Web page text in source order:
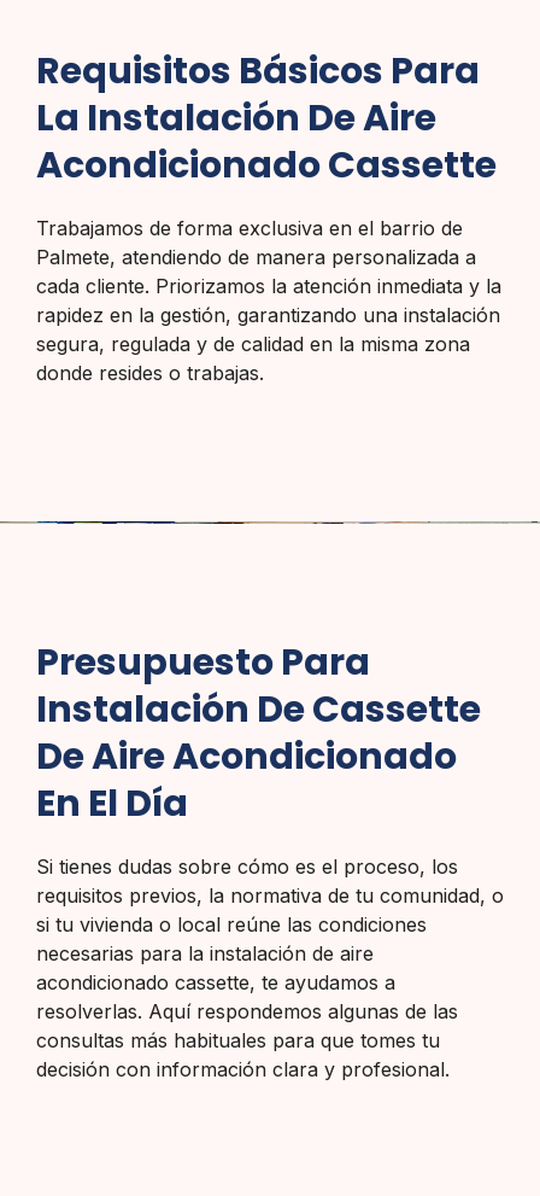
Requisitos Básicos Para
La Instalación De Aire
Acondicionado Cassette
Trabajamos de forma exclusiva en el barrio de
Palmete, atendiendo de manera personalizada a
cada cliente. Priorizamos la atención inmediata y la
rapidez en la gestión, garantizando una instalación
segura, regulada y de calidad en la misma zona
donde resides o trabajas.
Presupuesto Para
Instalación De Cassette
De Aire Acondicionado
En El Día
Si tienes dudas sobre cómo es el proceso, los
requisitos previos, la normativa de tu comunidad, o
si tu vivienda o local reúne las condiciones
necesarias para la instalación de aire
acondicionado cassette, te ayudamos a
resolverlas. Aquí respondemos algunas de las
consultas más habituales para que tomes tu
decisión con información clara y profesional.